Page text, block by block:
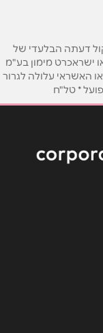
דעתה הבלעדי של
ישראכרט מימון בע"מ
האשראי עלולה לגרור
* טל"ח